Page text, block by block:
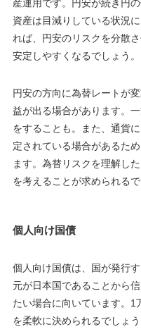
産運用です。円安が続き円
資産は目減りしている状況
れば、円安のリスクを分散
安定しやすくなるでしょう。
円安の方向に為替レートが
益が出る場合があります。
をすることも。また、通貨
定されている場合があるた
ます。為替リスクを理解し
を考えることが求められるで
個人向け国債
個人向け国債は、国が発行
元が日本国であることから
たい場合に向いています。1
を柔軟に決められるでしょう